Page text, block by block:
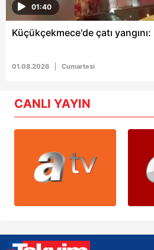
01:40
Küçükçekmece'de çatı
01.08.2026 Cumartesi
CANLI YAYIN